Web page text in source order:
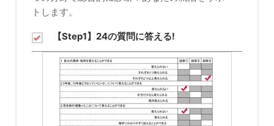
トします。
【Step1】24の質問に答える!